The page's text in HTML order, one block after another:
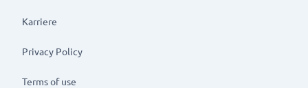
Karriere
Privacy Policy
Terms of use